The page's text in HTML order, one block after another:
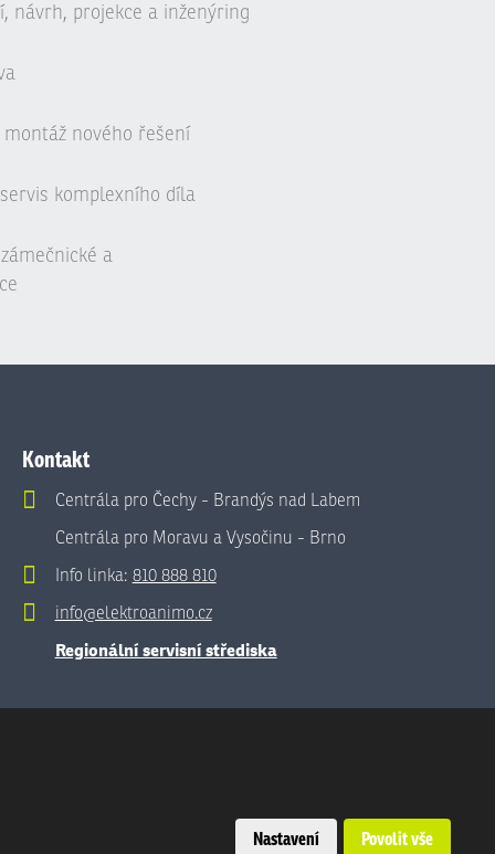
návrh, projekce a inženýring
nového řešení
komplexního díla
a
Kontakt
Centrála pro Čechy - Brandýs nad Labem
Centrála pro Moravu a Vysočinu - Brno
Info linka: 810 888 810
info@elektroanimo.cz
Regionální servisní střediska
Nastavení Povolit vše